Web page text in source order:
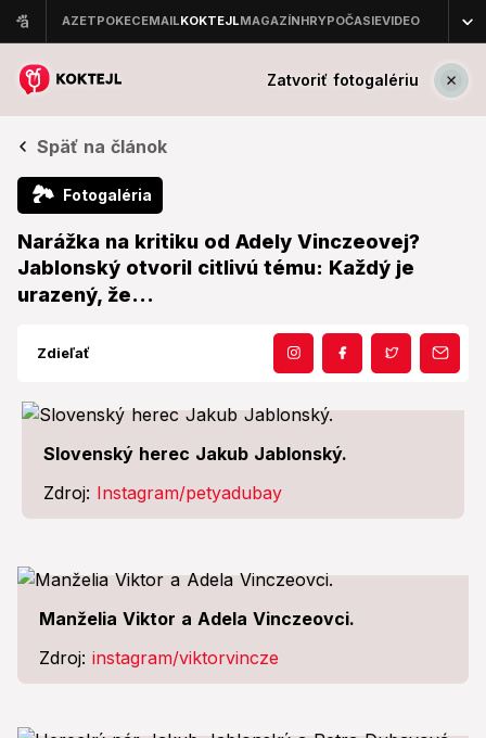
Zatvoriť fotogalériu
Späť na článok
🏞 Fotogaléria
Narážka na kritiku od Adely Vinczeovej?
Jablonský otvoril citlivú tému: Každý je
urazený, že...
Zdieľať
Slovenský herec Jakub Jablonský.
Zdroj: Instagram/petyadubay
Manželia Viktor a Adela Vinczeovci.
Zdroj: instagram/viktorvincze